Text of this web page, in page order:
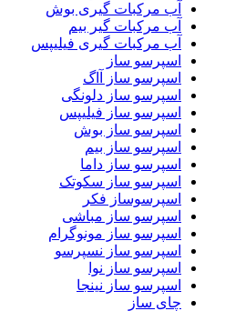
آب مرکبات گیری بوش
آب مرکبات گیر بیم
آب مرکبات گیری فیلیپس
اسپرسو ساز
اسپرسو ساز آاگ
اسپرسو ساز دلونگی
اسپرسو ساز فیلیپس
اسپرسو ساز بوش
اسپرسو ساز بیم
اسپرسو ساز داما
اسپرسو ساز سکوتک
اسپرسوساز فکر
اسپرسو ساز مباشی
اسپرسو ساز مونوگرام
اسپرسو ساز نسپرسو
اسپرسو ساز نوا
اسپرسو ساز نینجا
چای ساز